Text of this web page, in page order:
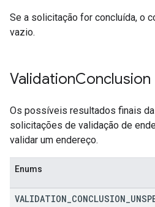
Se a solicitação for concluída, o
vazio.
ValidationConclusion
Os possíveis resultados finais
solicitações de validação de
validar um endereço.
Enums
VALIDATION CONCLUSION